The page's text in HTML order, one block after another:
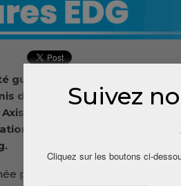
guinéenne AGB2A-GIC est
de Guinea Brain Touch
Minerals, une autre
d’exporter de la bauxite
par le secrétaire général du
Suivez
Cliquez sur les boutons ci-